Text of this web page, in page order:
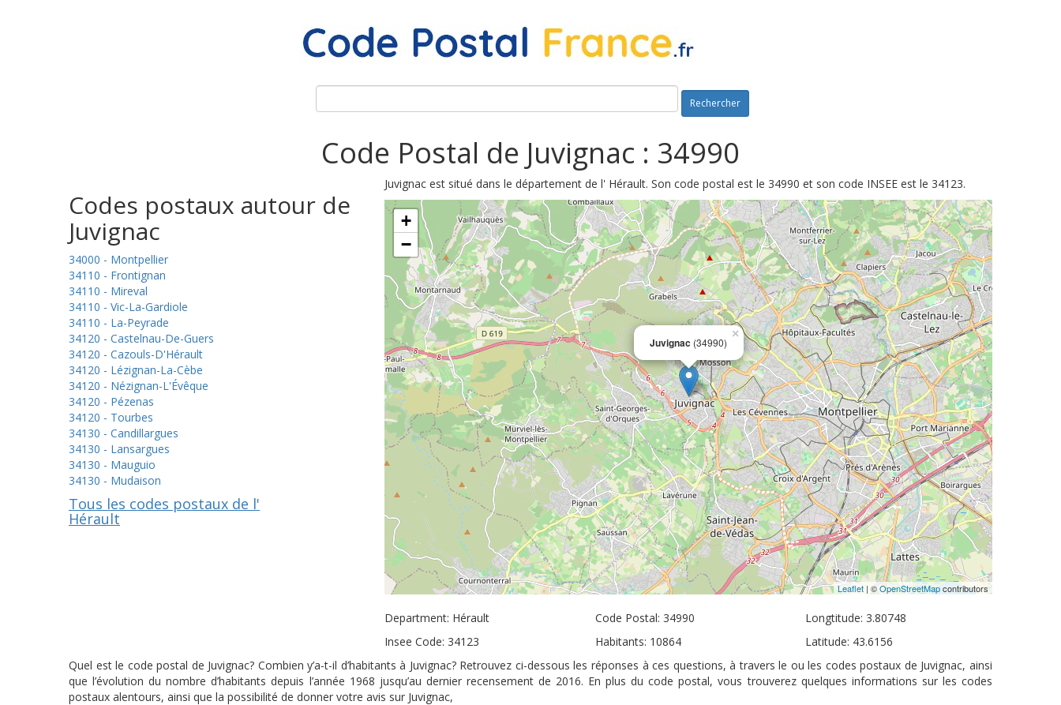
Rechercher
Code Postal de Juvignac : 34990
Codes postaux autour de
Juvignac
34000 - Montpellier
34110 - Frontignan
34110 - Mireval
34110 - Vic-La-Gardiole
34110 - La-Peyrade
34120 - Castelnau-De-Guers
34120 - Cazouls-D'Hérault
34120 - Lézignan-La-Cèbe
34120 - Nézignan-L'Évêque
34120 - Pézenas
34120 - Tourbes
34130 - Candillargues
34130 - Lansargues
34130 - Mauguio
34130 - Mudaison
Tous les codes postaux de l'
Hérault
Juvignac est situé dans le département de l' Hérault. Son code postal est le 34990 et son code INSEE est le 34123.
Juvignac (34990)
×
+
−
Leaflet | ©OpenStreetMapcontributors
Department: Hérault
Insee Code: 34123
Code Postal: 34990
Habitants: 10864
Longtitude: 3.80748
Latitude: 43.6156
Quel est le code postal de Juvignac? Combien y’a-t-il d’habitants à Juvignac? Retrouvez ci-dessous les réponses à ces questions, à travers le ou les codes postaux de Juvignac, ainsi
que l’évolution du nombre d’habitants depuis l’année 1968 jusqu’au dernier recensement de 2016. En plus du code postal, vous trouverez quelques informations sur les codes
postaux alentours, ainsi que la possibilité de donner votre avis sur Juvignac,